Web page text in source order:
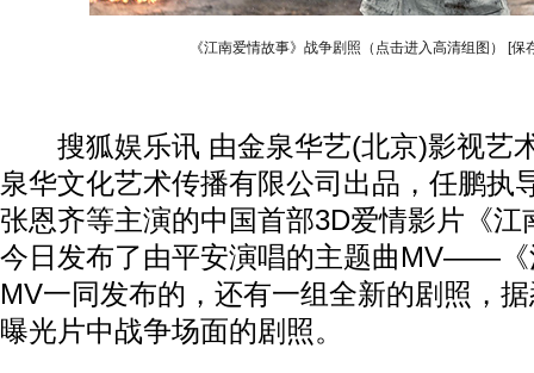
《江南爱情故事》战争剧照（点击进入高清组图） [保
搜狐娱乐讯 由金泉华艺(北京)影视艺
泉华文化艺术传播有限公司出品，任鹏执
张恩齐等主演的中国首部3D爱情影片《江
今日发布了由平安演唱的主题曲MV——《
MV一同发布的，还有一组全新的剧照，
曝光片中战争场面的剧照。